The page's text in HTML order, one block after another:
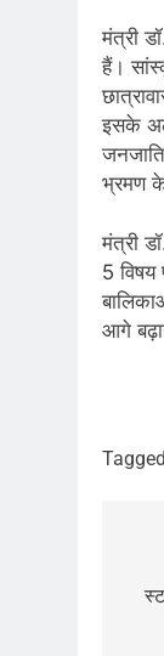
मंत्री
हैं।
इसके
भ्रमण
मंत्री
5 विषय
आगे